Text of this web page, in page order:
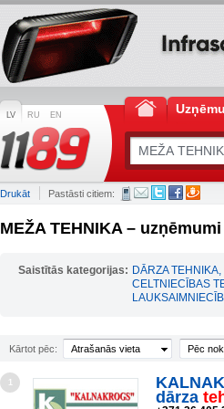
LV RU EN
Drukāt Pastāsti citiem:
MEŽA TEHNIKA –
Saistītās kategorijas: DĀRZA TEHNIKA,
CELTNIECĪBAS
Kārtot pēc: Atrašanās vieta Pēc
1
dārza